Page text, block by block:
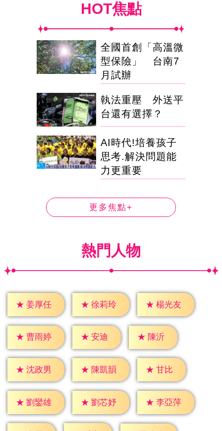
HOT焦點
全國首創「高溫微
型保險」 台南7
月試辦
執法重壓 外送平
台還有選擇？
AI時代!培養孩子
思考.解決問題能
力更重要
更多焦點+
熱門人物
★ 姜厚任 ★ 徐莉玲 ★ 楊光友
★ 曹雨婷 ★ 安迪 ★ 陳沂
★ 沈政男 ★ 陳凱韻 ★ 甘比
★ 劉鑾雄 ★ 劉芯妤 ★ 李亞萍